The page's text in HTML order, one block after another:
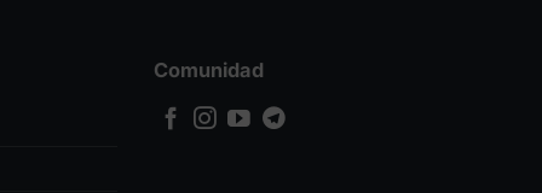
Comunidad